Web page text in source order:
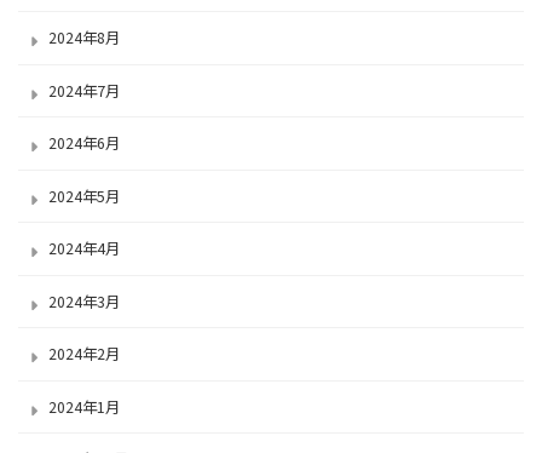
2024年8月
2024年7月
2024年6月
2024年5月
2024年4月
2024年3月
2024年2月
2024年1月